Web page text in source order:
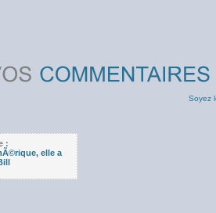
Soyez
:
elle a